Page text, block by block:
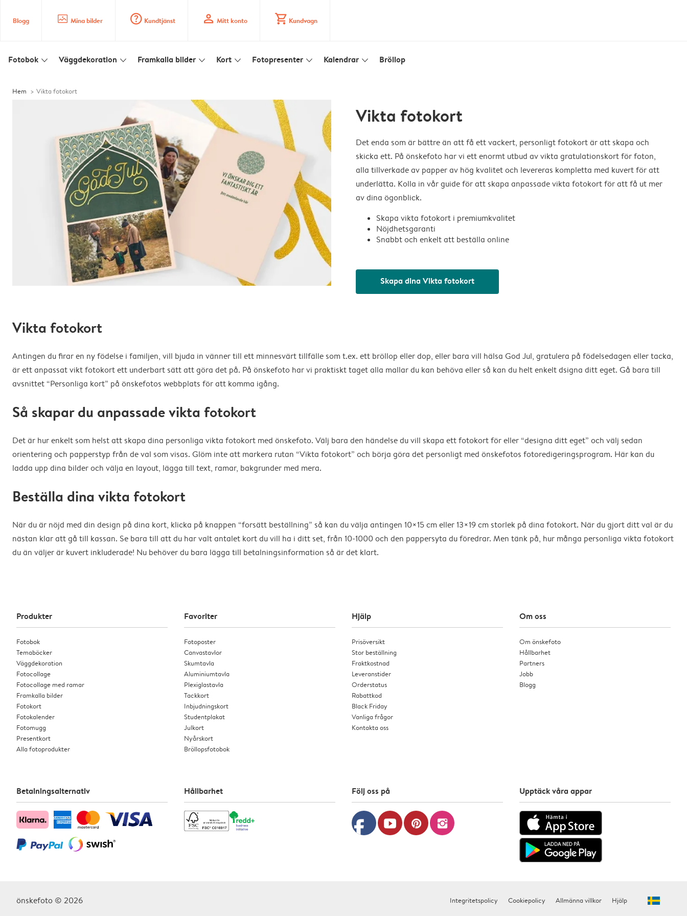
Blogg image_placeholder Mina bilder question_mark_circle Kundtjänst profile Mitt konto shopping_cart Kundvagn
Fotobok slim_arrow_down Väggdekoration slim_arrow_down Framkalla bilder slim_arrow_down Kort slim_arrow_down Fotopresenter slim_arrow_down Kalendrar slim_arrow_down Bröllop
Hem Vikta fotokort
Vikta fotokort
Det enda som är bättre än att få ett vackert, personligt fotokort är att skapa och
skicka ett. På önskefoto har vi ett enormt utbud av vikta gratulationskort för foton,
alla tillverkade av papper av hög kvalitet och levereras kompletta med kuvert för att
underlätta. Kolla in vår guide för att skapa anpassade vikta fotokort för att få ut mer
av dina ögonblick.
Skapa vikta fotokort i premiumkvalitet
Nöjdhetsgaranti
Snabbt och enkelt att beställa online
Skapa dina Vikta fotokort
Vikta fotokort
Antingen du firar en ny födelse i familjen, vill bjuda in vänner till ett minnesvärt tillfälle som t.ex. ett bröllop eller dop, eller bara vill hälsa God Jul, gratulera på födelsedagen eller tacka,
är ett anpassat vikt fotokort ett underbart sätt att göra det på. På önskefoto har vi praktiskt taget alla mallar du kan behöva eller så kan du helt enkelt dsigna ditt eget. Gå bara till
avsnittet “Personliga kort” på önskefotos webbplats för att komma igång.
Så skapar du anpassade vikta fotokort
Det är hur enkelt som helst att skapa dina personliga vikta fotokort med önskefoto. Välj bara den händelse du vill skapa ett fotokort för eller “designa ditt eget” och välj sedan
orientering och papperstyp från de val som visas. Glöm inte att markera rutan “Vikta fotokort” och börja göra det personligt med önskefotos fotoredigeringsprogram. Här kan du
ladda upp dina bilder och välja en layout, lägga till text, ramar, bakgrunder med mera.
Beställa dina vikta fotokort
När du är nöjd med din design på dina kort, klicka på knappen “forsätt beställning” så kan du välja antingen 10×15 cm eller 13×19 cm storlek på dina fotokort. När du gjort ditt val är du
nästan klar att gå till kassan. Se bara till att du har valt antalet kort du vill ha i ditt set, från 10-1000 och den pappersyta du föredrar. Men tänk på, hur många personliga vikta fotokort
du än väljer är kuvert inkluderade! Nu behöver du bara lägga till betalningsinformation så är det klart.
Produkter
Fotobok
Temaböcker
Väggdekoration
Fotocollage
Fotocollage med ramar
Framkalla bilder
Fotokort
Fotokalender
Fotomugg
Presentkort
Alla fotoprodukter
Favoriter
Fotoposter
Canvastavlor
Skumtavla
Aluminiumtavla
Plexiglastavla
Tackkort
Inbjudningskort
Studentplakat
Julkort
Nyårskort
Bröllopsfotobok
Hjälp
Prisöversikt
Stor beställning
Fraktkostnad
Leveranstider
Orderstatus
Rabattkod
Black Friday
Vanliga frågor
Kontakta oss
Om oss
Om önskefoto
Hållbarhet
Partners
Jobb
Blogg
Betalningsalternativ Hållbarhet Följ oss på
facebook youtube pinterest instagram
Upptäck våra appar
önskefoto © 2026 Integritetspolicy Cookiepolicy Allmänna villkor Hjälp